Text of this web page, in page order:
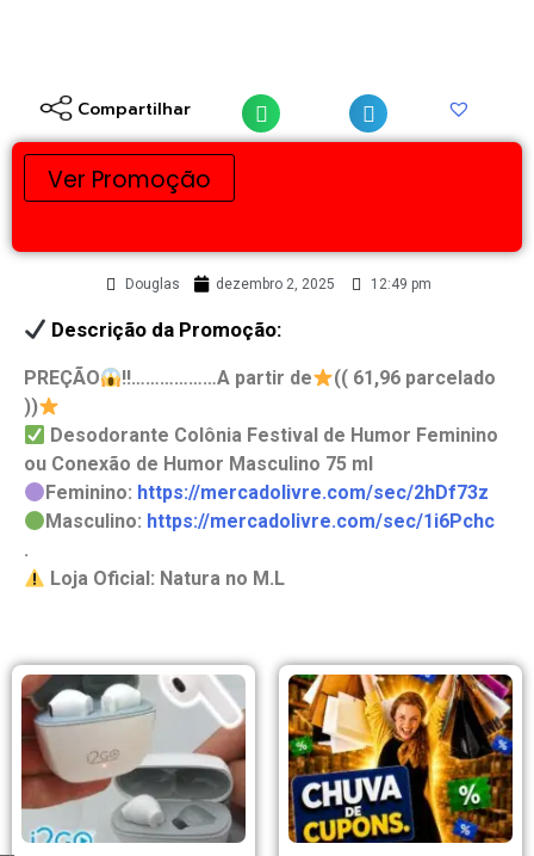
Compartilhar
Ver Promoção
Douglas dezembro 2, 2025 12:49 pm
Descrição da Promoção:
PREÇÃO ‼………………A partir de
(( 61,96 parcelado
))
Desodorante Colônia Festival de Humor Feminino
ou Conexão de Humor Masculino 75 ml
Feminino: https://mercadolivre.com/sec/2hDf73z
Masculino: https://mercadolivre.com/sec/1i6Pchc
.
Loja Oficial: Natura no M.L